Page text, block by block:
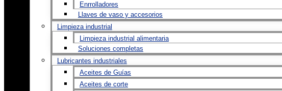
Enrrolladores
Llaves de vaso y accesorios
Limpieza industrial
Limpieza industrial alimentaria
Soluciones completas
Lubricantes industriales
Aceites de Guías
Aceites de corte